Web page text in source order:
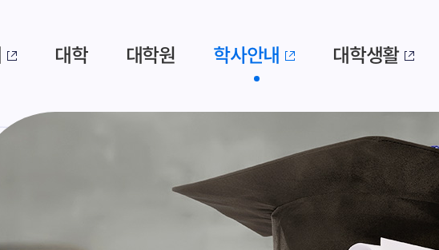
대학 대학원 학사안내 대학생활